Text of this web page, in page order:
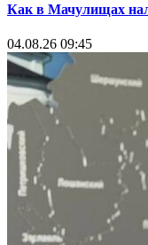
Как в Мачулищах
04.08.26 09:45